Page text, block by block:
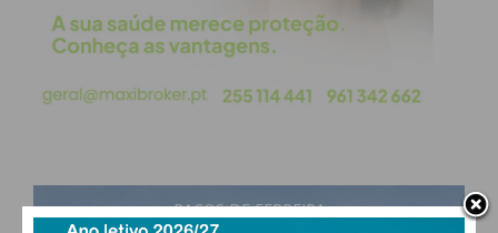
PAÇOS DE FERREIRA